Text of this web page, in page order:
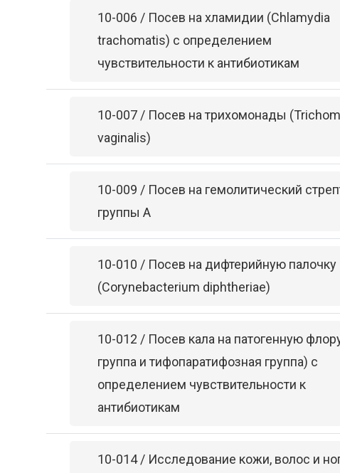
10-006 / Посев на хламидии (Chlamydia
trachomatis) с определением
чувствительности к антибиотикам
10-007 / Посев на трихомонады
vaginalis)
10-009 / Посев на гемолитический
группы А
10-010 / Посев на дифтерийную палочку
(Corynebacterium diphtheriae)
10-012 / Посев кала на патогенную
группа и тифопаратифозная группа) с
определением чувствительности к
антибиотикам
10-014 / Исследование кожи, волос и